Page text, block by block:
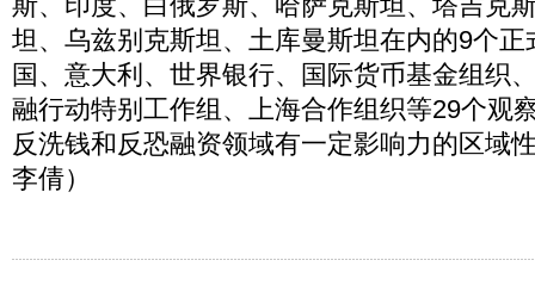
坦、乌兹别克斯坦、土库曼斯坦在内的9个
国、意大利、世界银行、国际货币基金组织
融行动特别工作组、上海合作组织等29个观
反洗钱和反恐融资领域有一定影响力的区域
李倩）